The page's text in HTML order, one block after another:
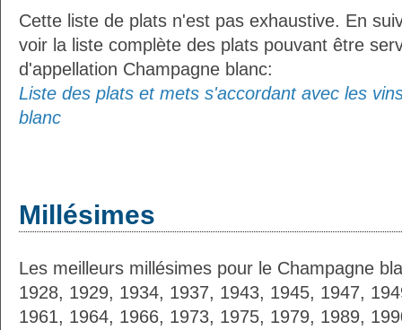
Cette liste de plats n'est pas exhaustive. En
voir la liste complète des plats pouvant être
d'appellation Champagne blanc:
Liste des plats et mets s'accordant avec les
blanc
Millésimes
Les meilleurs millésimes pour le Champagne
1928, 1929, 1934, 1937, 1943, 1945, 1947,
1961, 1964, 1966, 1973, 1975, 1979, 1989,